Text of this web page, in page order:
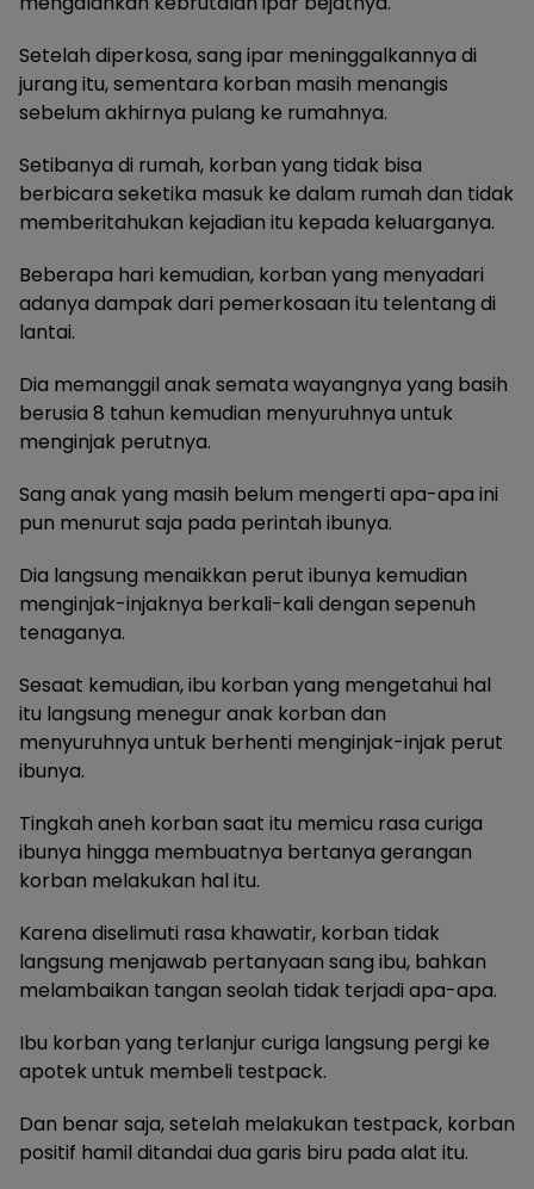
Setelah diperkosa, sang ipar meninggalkannya di
jurang itu, sementara korban masih menangis
sebelum akhirnya pulang ke rumahnya.
Setibanya di rumah, korban yang tidak bisa
berbicara seketika masuk ke dalam rumah dan tidak
memberitahukan kejadian itu kepada keluarganya.
Beberapa hari kemudian, korban yang menyadari
adanya dampak dari pemerkosaan itu telentang di
lantai.
Dia memanggil anak semata wayangnya yang basih
berusia 8 tahun kemudian menyuruhnya untuk
menginjak perutnya.
Sang anak yang masih belum mengerti apa-apa ini
pun menurut saja pada perintah ibunya.
Dia langsung menaikkan perut ibunya kemudian
menginjak-injaknya berkali-kali dengan sepenuh
tenaganya.
Sesaat kemudian, ibu korban yang mengetahui hal
itu langsung menegur anak korban dan
menyuruhnya untuk berhenti menginjak-injak perut
ibunya.
Tingkah aneh korban saat itu memicu rasa curiga
ibunya hingga membuatnya bertanya gerangan
korban melakukan hal itu.
Karena diselimuti rasa khawatir, korban tidak
langsung menjawab pertanyaan sang ibu, bahkan
melambaikan tangan seolah tidak terjadi apa-apa.
Ibu korban yang terlanjur curiga langsung pergi ke
apotek untuk membeli testpack.
Dan benar saja, setelah melakukan testpack, korban
positif hamil ditandai dua garis biru pada alat itu.